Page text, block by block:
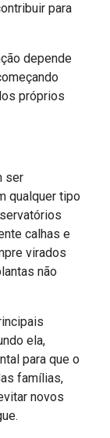
para
depende
próprios
ser
qualquer tipo
calhas e
virados
não
ela,
para que o
famílias,
novos